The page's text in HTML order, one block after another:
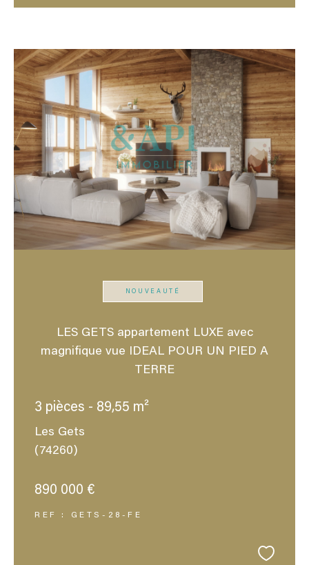
NOUVEAUTÉ
LES GETS appartement LUXE avec
magnifique vue IDEAL POUR UN PIED A
TERRE
3 pièces - 89,55 m²
Les Gets
(74260)
890 000 €
REF : GETS-28-FE